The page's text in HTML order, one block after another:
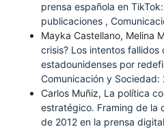
prensa española en
publicaciones ,
Mayka Castellano, Melina
crisis? Los intentos fallidos
estadounidenses por
Comunicación y Sociedad:
Carlos Muñiz, La política
estratégico. Framing de la
de 2012 en la prensa digital